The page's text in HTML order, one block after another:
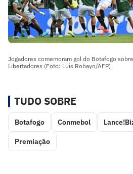
Jogadores comemoram gol do Botafogo
Libertadores (Foto: Luis Robayo/AFP)
TUDO SOBRE
Botafogo Conmebol
Premiação